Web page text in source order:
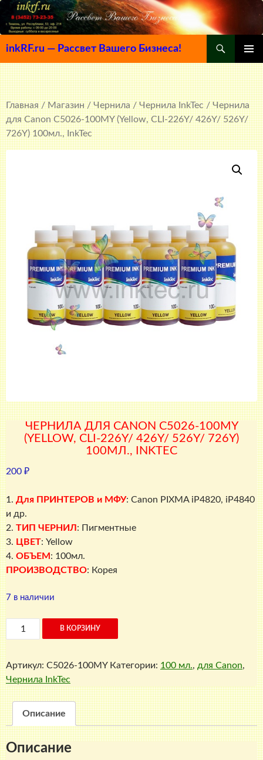
inkRF.ru — Рассвет Вашего Бизнеса!
МЕНЮ
К
СОДЕРЖИМОМУ
Главная/Магазин/Чернила/Чернила InkTec/ Чернила
для Canon C5026-100MY (Yellow, CLI-226Y/ 426Y/ 526Y/
726Y) 100мл., InkTec
ЧЕРНИЛА ДЛЯ CANON C5026-100MY
(YELLOW, CLI-226Y/ 426Y/ 526Y/ 726Y)
100МЛ., INKTEC
200 ₽
1. Для ПРИНТЕРОВ и МФУ: Canon PIXMA iP4820, iP4840
и др.
2. ТИП ЧЕРНИЛ : Пигментные
3. ЦВЕТ: Yellow
4. ОБЪЕМ : 100мл.
ПРОИЗВОДСТВО: Корея
7 в наличии
Количество
товара
Чернила
для
Canon
C5026-
100MY
(Yellow,
CLI-
226Y/
В КОРЗИНУ
Артикул: C5026-100MY Категории: 100 мл., для Canon,
Чернила InkTec
Описание
Описание